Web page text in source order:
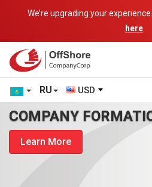
We’re upgrading your experience.
here
RU USD
COMPANY
Learn More